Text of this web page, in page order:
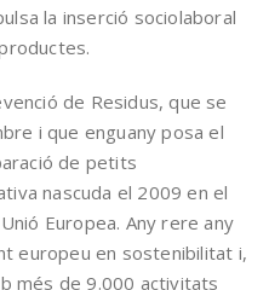
la inserció sociolaboral
de Residus, que se
i que enguany posa el
de petits
nascuda el 2009 en el
Europea. Any rere any
europeu en sostenibilitat i,
més de 9.000 activitats